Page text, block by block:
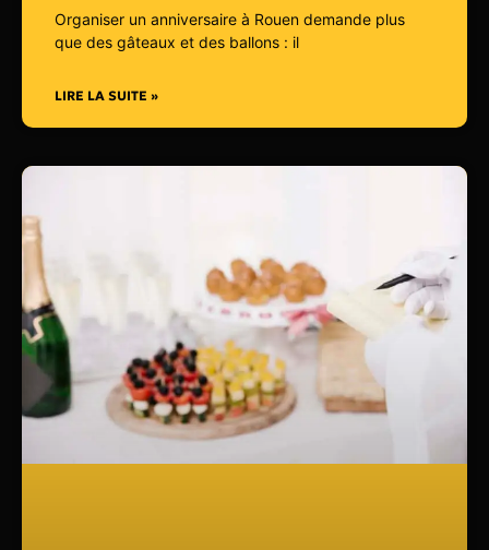
Organiser un anniversaire à Rouen demande plus
que des gâteaux et des ballons : il
LIRE LA SUITE »